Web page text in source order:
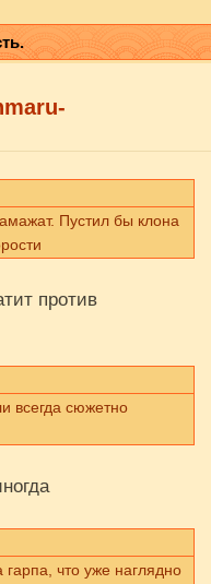
Пустил бы клона
против
всегда сюжетно
что уже наглядно